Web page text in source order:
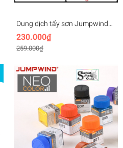
Dung dịch tẩy sơn Jumpwind
CT04 500ml (CT-04)
230.000₫
259.000₫